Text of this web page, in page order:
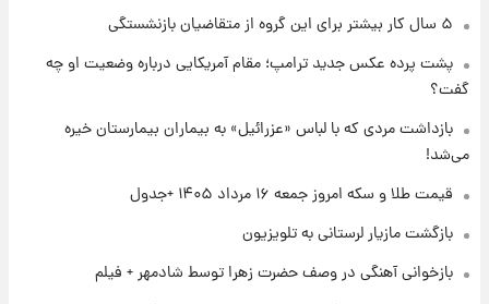
جزئیات فعال‌سازی «کیف پول ایران» اعلام
شد+فیلم
تغییر تند قیمت محصولات ایران‌خودرو و سایپا
امروز پنجشنبه ۱۵ مرداد ۱۴۰۵ +جدول
۱ روز پیش
قیمت طلا و سکه امروز پنجشنبه ۱۵ مرداد ۱۴۰۵
۵ سال کار بیشتر برای این گروه از متقاضیان بازنشستگی
پشت پرده عکس جدید ترامپ؛ مقام آمریکایی درباره وضعیت او چه
گفت؟
بازداشت مردی که با لباس «عزرائیل» به بیماران بیمارستان خیره
می‌شد!
قیمت طلا و سکه امروز جمعه ۱۶ مرداد ۱۴۰۵ +جدول
بازگشت مازیار لرستانی به تلویزیون
بازخوانی آهنگی در وصف حضرت زهرا توسط شادمهر + فیلم